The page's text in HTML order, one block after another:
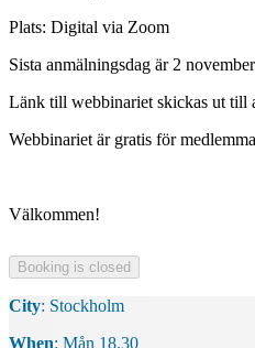
Plats: Digital via Zoom
Sista anmälningsdag är 2
Länk till webbinariet skickas ut till
Webbinariet är gratis för
Välkommen!
City: Stockholm
When: Mån 18.30